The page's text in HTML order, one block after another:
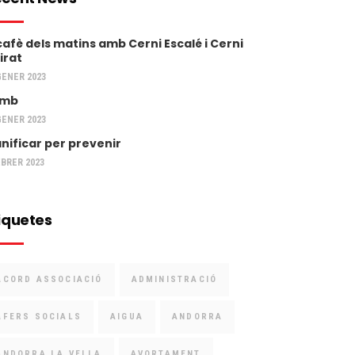
dels matins amb Cerni Escalé i Cerni
2023
2023
per prevenir
2023
ASSOCIACIÓ ADMINISTRACIÓ
SOCIALS AIGUA ANDORRA